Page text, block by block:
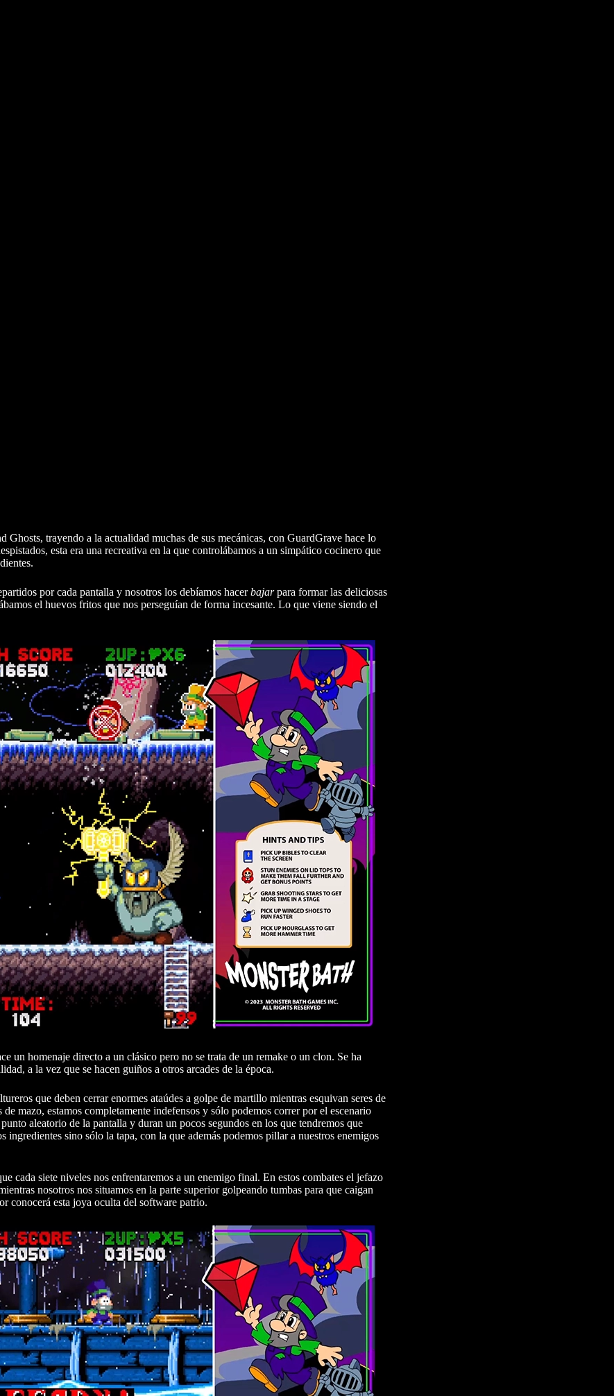
trayendo a la actualidad muchas de sus mecánicas, con GuardGrave hace lo
esta era una recreativa en la que controlábamos a un simpático cocinero que
por cada pantalla y nosotros los debíamos hacerbajarpara formar las deliciosas
el huevos fritos que nos perseguían de forma incesante. Lo que viene siendo el
un homenaje directo a un clásico pero no se trata de un remake o un clon. Se ha
a la vez que se hacen guiños a otros arcades de la época.
que deben cerrar enormes ataúdes a golpe de martillo mientras esquivan seres de
mazo, estamos completamente indefensos y sólo podemos correr por el escenario
aleatorio de la pantalla y duran un pocos segundos en los que tendremos que
ingredientes sino sólo la tapa, con la que además podemos pillar a nuestros enemigos
cada siete niveles nos enfrentaremos a un enemigo final. En estos combates el jefazo
nosotros nos situamos en la parte superior golpeando tumbas para que caigan
conocerá esta joya oculta del software patrio.